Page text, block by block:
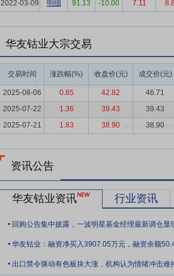
球电动化进程持续深入，叠加储能产业规模
公司作为新能源
利用的一体化的产业链条，链条间紧密连接
力和高效的矿冶一体化经营模式，从源头上
位奠定了坚实的原料基础。前驱体及镍钴锂
造能力和成本控制水平，已成为行业中先进
增长的重要力量。新能源业务以上游资源开
用于国际高端品牌汽车产业链和主流消费类
务，与多家国内外知名整车企业建立深度合
下游的资源要素有机整合和产业的高效协同
要点9：领先的技术创新
公司是国家级高
材料省级重点企业研究院”、“绿色钴冶炼技
中心等科研院校共同创建了联合研究基地，
创新团队。报告期内，公司新增专利授权
续航车用高性能高镍复合正极材料的开发与
46系大圆柱第一代标准化前驱体以及高镍与
2022-03-09
明细 91.13 -10.00 7.11
华友钴业大宗交易
交易时间 涨跌幅(%) 收盘价(元) 成交价(元)
2025-08-06 0.85 42.82 46.71
2025-07-22
1.36 39.43 39.43
2025-07-21
1.83 38.90 38.90
资讯公告
华友钴业资讯 行业资讯
. 回购公告集中披露，一波明星基金经理最新调仓显
. 华友钴业：融资净买入3907.05万元，融资余额
. 出口禁令驱动有色板块大涨，机构认为情绪冲击难